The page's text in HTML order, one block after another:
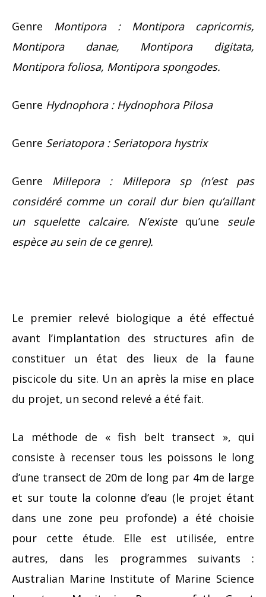
Genre Montipora : Montipora capricornis,
Montipora danae, Montipora digitata,
Montipora foliosa, Montipora spongodes.
Genre Hydnophora : Hydnophora Pilosa
Genre Seriatopora : Seriatopora hystrix
Genre Millepora : Millepora sp (n’est pas
considéré comme un corail dur bien qu’aillant
un squelette calcaire. N’existe qu’une seule
espèce au sein de ce genre).
Le premier relevé biologique a été effectué
avant l’implantation des structures afin de
constituer un état des lieux de la faune
piscicole du site. Un an après la mise en place
du projet, un second relevé a été fait.
La méthode de « fish belt transect », qui
consiste à recenser tous les poissons le long
d’une transect de 20m de long par 4m de large
et sur toute la colonne d’eau (le projet étant
dans une zone peu profonde) a été choisie
pour cette étude. Elle est utilisée, entre
autres, dans les programmes suivants :
Australian Marine Institute of Marine Science